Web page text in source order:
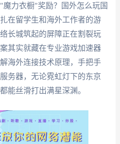
力衣橱"奖励？国外怎么玩国
在留学生和海外工作者的游
长城筑起的屏障正在割裂玩
其实就藏在专业游戏加速器
海外连接技术原理，手把手
务器，无论霓虹灯下的东京
能丝滑打出满星深渊。